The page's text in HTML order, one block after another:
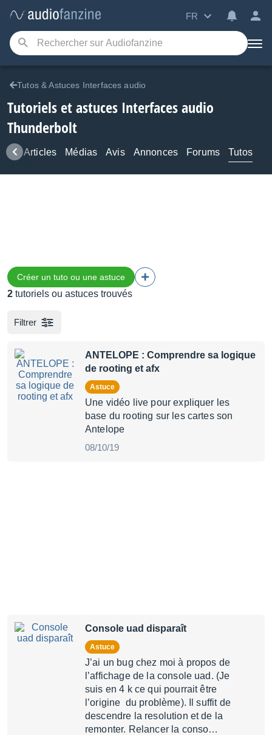
FR
Tutos & Astuces Interfaces audio
Tutoriels et astuces Interfaces audio
Thunderbolt
Articles Médias Avis Annonces Forums Tutos
Créer un tuto ou une astuce
2 tutoriels ou astuces trouvés
Filtrer
ANTELOPE : Comprendre sa logique
de rooting et afx
Astuce
Une vidéo live pour expliquer les
base du rooting sur les cartes son
Antelope
08/10/19
Console uad disparaît
Astuce
J’ai un bug chez moi à propos de
l’affichage de la console uad. (Je
suis en 4 k ce qui pourrait être
l’origine du problème). Il suffit de
descendre la resolution et de la
remonter. Relancer la conso…